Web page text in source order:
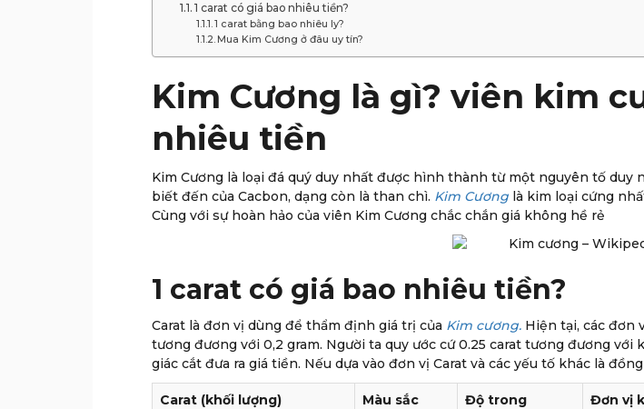
1 carat có giá bao nhiêu tiền?
1 carat bằng bao nhiêu ly?
Mua Kim Cương ở đâu uy tín?
Kim Cương là gì? viên kim
nhiêu tiền
Kim Cương là loại đá quý duy nhất được hình thành từ một nguyên tố
biết đến của Cacbon, dạng còn là than chì. Kim Cương là kim loại cứng
Cùng với sự hoàn hảo của viên Kim Cương chắc chắn giá không hề rẻ
1 carat có giá bao nhiêu tiền?
Carat là đơn vị dùng để thẩm định giá trị của Kim cương. Hiện tại, các đơn
tương đương với 0,2 gram. Người ta quy ước cứ 0.25 carat tương đương
giác cắt đưa ra giá tiền. Nếu dựa vào đơn vị Carat và các yếu tố khác là
Carat (khối lượng) Màu sắc Độ trong Đơn vị